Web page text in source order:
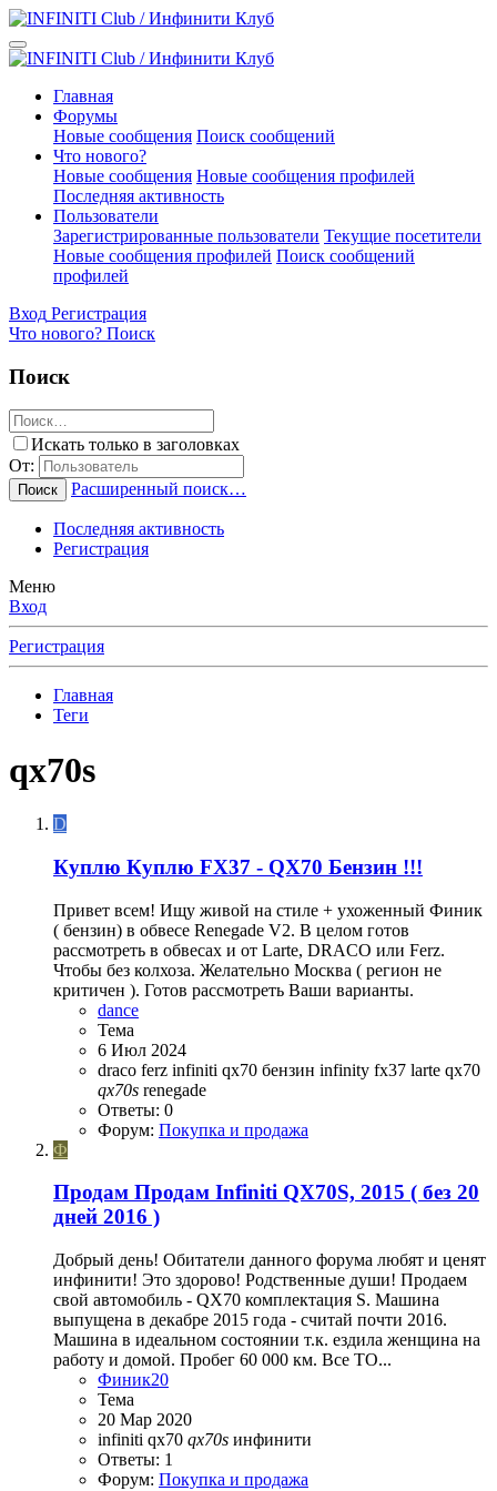
Главная
Форумы
Новые сообщения Поиск сообщений
Что нового?
Новые сообщения Новые сообщения профилей
Последняя активность
Пользователи
Зарегистрированные пользователи Текущие посетители
Новые сообщения профилей Поиск сообщений
профилей
Вход Регистрация
Что нового? Поиск
Поиск
Искать только в заголовках
От:
Поиск Расширенный поиск…
Последняя активность
Регистрация
Меню
Вход
Регистрация
Главная
Теги
qx70s
D
Куплю Куплю FX37 - QX70 Бензин !!!
Привет всем! Ищу живой на стиле + ухоженный Финик
( бензин) в обвесе Renegade V2. В целом готов
рассмотреть в обвесах и от Larte, DRACO или Ferz.
Чтобы без колхоза. Желательно Москва ( регион не
критичен ). Готов рассмотреть Ваши варианты.
dance
Тема
6 Июл 2024
draco ferz infiniti qx70 бензин infinity fx37 larte qx70
qx70s renegade
Ответы: 0
Форум: Покупка и продажа
Ф
Продам Продам Infiniti QX70S, 2015 ( без 20
дней 2016 )
Добрый день! Обитатели данного форума любят и ценят
инфинити! Это здорово! Родственные души! Продаем
свой автомобиль - QX70 комплектация S. Машина
выпущена в декабре 2015 года - считай почти 2016.
Машина в идеальном состоянии т.к. ездила женщина на
работу и домой. Пробег 60 000 км. Все ТО...
Финик20
Тема
20 Мар 2020
infiniti qx70 qx70s инфинити
Ответы: 1
Форум: Покупка и продажа